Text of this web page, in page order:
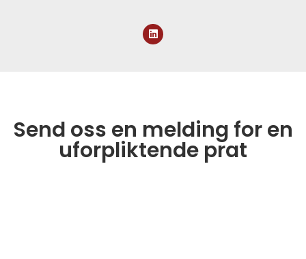
Send oss en melding for en
uforpliktende prat